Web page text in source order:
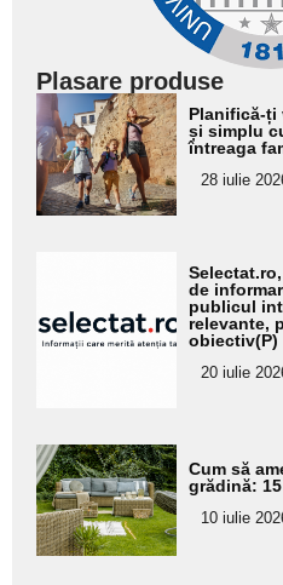
Plasare produse
Adaugă
aici textul
pentru
subtitlu
Planifică-ți
și simplu
întreaga
28 iulie
pentru
subtitlu
de
publicul
relevante,
obiectiv(P)
20 iulie
Adaugă
aici textul
pentru
subtitlu
Cum să
grădină:
10 iulie